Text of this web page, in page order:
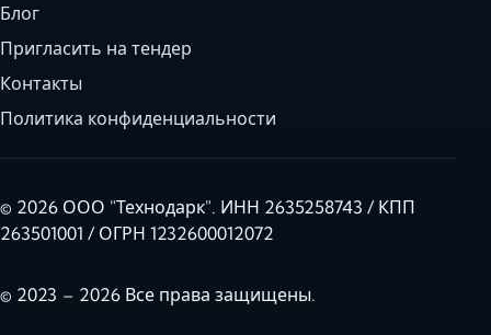
Блог
Пригласить на тендер
Контакты
Политика конфиденциальности
© 2026 ООО "Технодарк". ИНН 2635258743 / КПП
263501001 / ОГРН 1232600012072
© 2023 – 2026 Все права защищены.